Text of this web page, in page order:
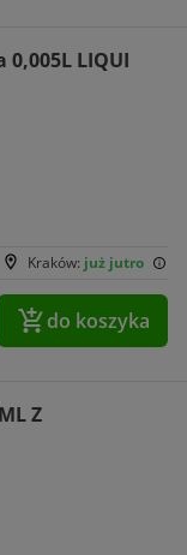
LIQUI
Kraków: już jutro
do koszyka
Z